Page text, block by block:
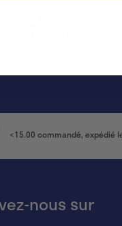
les
!
<15.00 commandé, expédié
nous sur